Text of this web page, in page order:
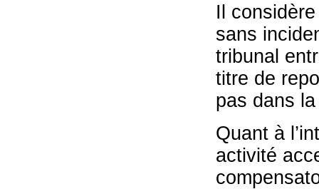
Il
sans
tribunal
titre de
pas dans
Quant à
activité